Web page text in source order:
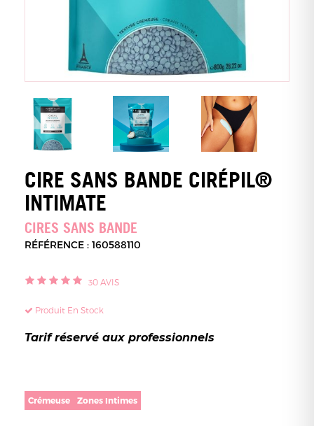
CIRE SANS BANDE CIRÉPIL®
INTIMATE
CIRES SANS BANDE
RÉFÉRENCE : 160588110
30 AVIS
Produit En Stock
Tarif réservé aux professionnels
Crémeuse Zones Intimes